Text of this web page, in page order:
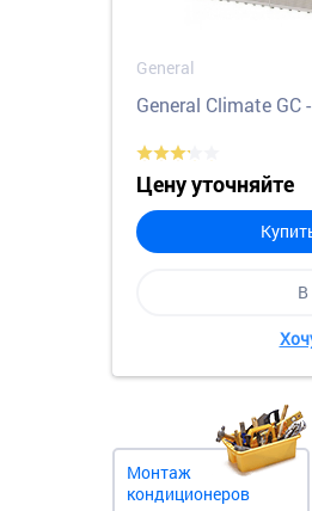
General
General Climate GC
Цену уточняйте
Монтаж
кондиционеров